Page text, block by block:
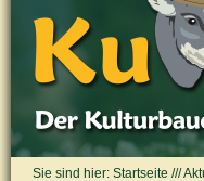
Sie sind hier: Startseite ///